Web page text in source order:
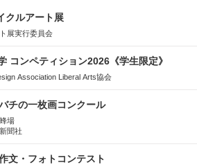
クルアート展
展実行委員会
コンペティション2026《学生限定》
Association Liberal Arts協会
チの一枚画コンクール
場
聞社
文・フォトコンテスト